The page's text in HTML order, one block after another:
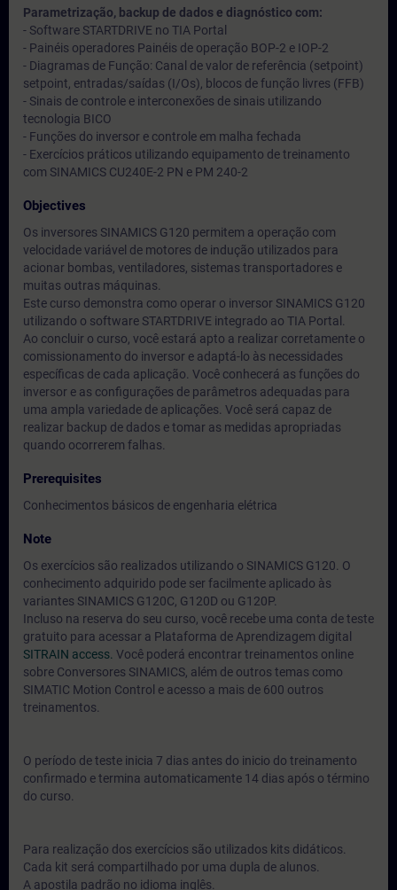
Parametrização, backup de dados e diagnóstico com:
- Software STARTDRIVE no TIA Portal
- Painéis operadores Painéis de operação BOP-2 e IOP-2
- Diagramas de Função: Canal de valor de referência (setpoint)
setpoint, entradas/saídas (I/Os), blocos de função livres (FFB)
- Sinais de controle e interconexões de sinais utilizando
tecnologia BICO
- Funções do inversor e controle em malha fechada
- Exercícios práticos utilizando equipamento de treinamento
com SINAMICS CU240E-2 PN e PM 240-2
Objectives
Os inversores SINAMICS G120 permitem a operação com
velocidade variável de motores de indução utilizados para
acionar bombas, ventiladores, sistemas transportadores e
muitas outras máquinas.
Este curso demonstra como operar o inversor SINAMICS G120
utilizando o software STARTDRIVE integrado ao TIA Portal.
Ao concluir o curso, você estará apto a realizar corretamente o
comissionamento do inversor e adaptá-lo às necessidades
específicas de cada aplicação. Você conhecerá as funções do
inversor e as configurações de parâmetros adequadas para
uma ampla variedade de aplicações. Você será capaz de
realizar backup de dados e tomar as medidas apropriadas
quando ocorrerem falhas.
Prerequisites
Conhecimentos básicos de engenharia elétrica
Note
Os exercícios são realizados utilizando o SINAMICS G120. O
conhecimento adquirido pode ser facilmente aplicado às
variantes SINAMICS G120C, G120D ou G120P.
Incluso na reserva do seu curso, você recebe uma conta de teste
gratuito para acessar a Plataforma de Aprendizagem digital
SITRAIN access. Você poderá encontrar treinamentos online
sobre Conversores SINAMICS, além de outros temas como
SIMATIC Motion Control e acesso a mais de 600 outros
treinamentos.
O período de teste inicia 7 dias antes do inicio do treinamento
confirmado e termina automaticamente 14 dias após o término
do curso.
Para realização dos exercícios são utilizados kits didáticos.
Cada kit será compartilhado por uma dupla de alunos.
A apostila padrão no idioma inglês.